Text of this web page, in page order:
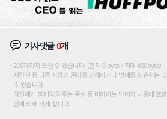
기사댓글0개
200자까지 쓰실 수 있습니다. (현재 0 byte / 최대 400byte)
저작권 등 다른 사람의 권리를 침해하거나 명예를 훼손하는
수 있습니다.
타인에게 불쾌감을 주는 욕설 등 비하하는 단어가 내용에 포
단에 의해 삭제 합니다.